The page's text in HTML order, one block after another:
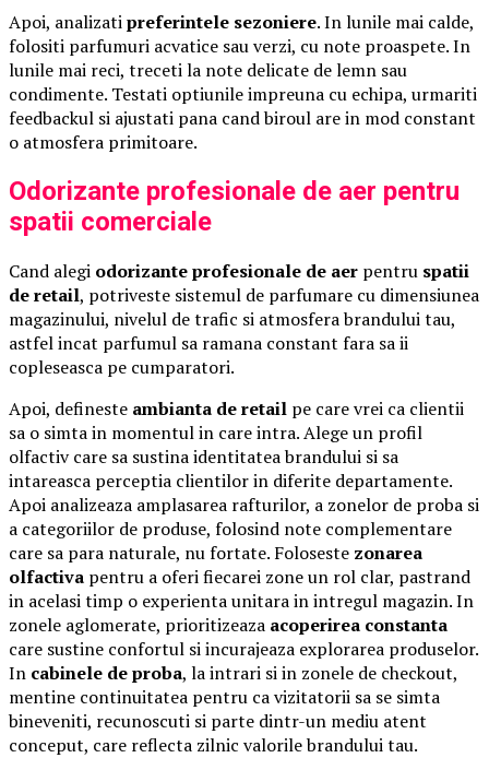
Apoi, analizatipreferintele sezoniere. In lunile mai calde,
folositi parfumuri acvatice sau verzi, cu note proaspete. In
lunile mai reci, treceti la note delicate de lemn sau
condimente. Testati optiunile impreuna cu echipa, urmariti
feedbackul si ajustati pana cand biroul are in mod constant
o atmosfera primitoare.
Odorizante profesionale de aer pentru
spatii comerciale
Cand alegi odorizante profesionale de aer pentru spatii
de retail, potriveste sistemul de parfumare cu dimensiunea
magazinului, nivelul de trafic si atmosfera brandului tau,
astfel incat parfumul sa ramana constant fara sa ii
copleseasca pe cumparatori.
Apoi, defineste ambianta de retail pe care vrei ca clientii
sa o simta in momentul in care intra. Alege un profil
olfactiv care sa sustina identitatea brandului si sa
intareasca perceptia clientilor in diferite departamente.
Apoi analizeaza amplasarea rafturilor, a zonelor de proba si
a categoriilor de produse, folosind note complementare
care sa para naturale, nu fortate. Foloseste zonarea
olfactiva pentru a oferi fiecarei zone un rol clar, pastrand
in acelasi timp o experienta unitara in intregul magazin. In
zonele aglomerate, prioritizeaza acoperirea constanta
care sustine confortul si incurajeaza explorarea produselor.
In cabinele de proba, la intrari si in zonele de checkout,
mentine continuitatea pentru ca vizitatorii sa se simta
bineveniti, recunoscuti si parte dintr-un mediu atent
conceput, care reflecta zilnic valorile brandului tau.